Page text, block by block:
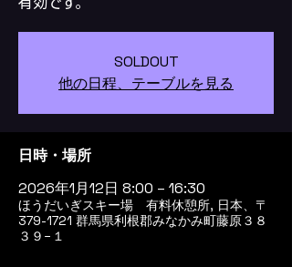
SOLDOUT
他の日程、テーブルを見る
日時・場所
2026年1月12日 8:00 – 16:30
ほうだいぎスキー場 有料休憩所, 日本、〒
379-1721 群馬県利根郡みなかみ町藤原３８
３９−１